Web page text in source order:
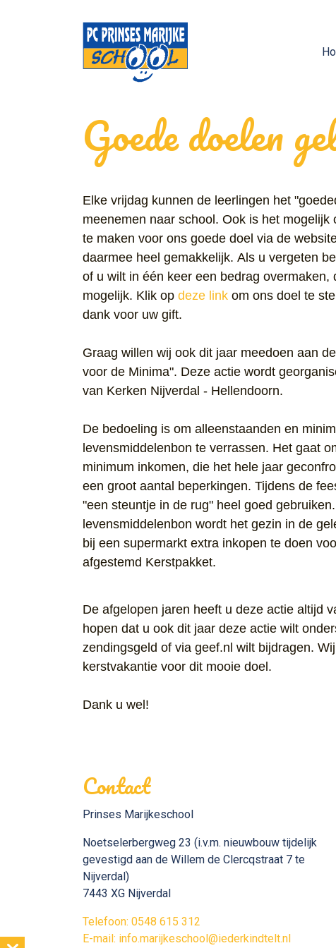
Goede doelen
Elke vrijdag kunnen de leerlingen het
meenemen naar school. Ook is het mogelijk
te maken voor ons goede doel via de
daarmee heel gemakkelijk. Als u vergeten
of u wilt in één keer een bedrag overmaken,
mogelijk. Klik op deze link om ons doel te
dank voor uw gift.
Graag willen wij ook dit jaar meedoen aan
voor de Minima". Deze actie wordt
van Kerken Nijverdal - Hellendoorn.
De bedoeling is om alleenstaanden en
levensmiddelenbon te verrassen. Het gaat
minimum inkomen, die het hele jaar
een groot aantal beperkingen. Tijdens de
"een steuntje in de rug" heel goed
levensmiddelenbon wordt het gezin in de
bij een supermarkt extra inkopen te doen
afgestemd Kerstpakket.
De afgelopen jaren heeft u deze actie altijd
hopen dat u ook dit jaar deze actie wilt
zendingsgeld of via geef.nl wilt bijdragen.
kerstvakantie voor dit mooie doel.
Dank u wel!
Contact
Prinses Marijkeschool
Noetselerbergweg 23 (i.v.m. nieuwbouw tijdelijk
gevestigd aan de Willem de Clercqstraat 7 te
Nijverdal)
7443 XG Nijverdal
Telefoon: 0548 615 312
E-mail: info.marijkeschool@iederkindtelt.nl